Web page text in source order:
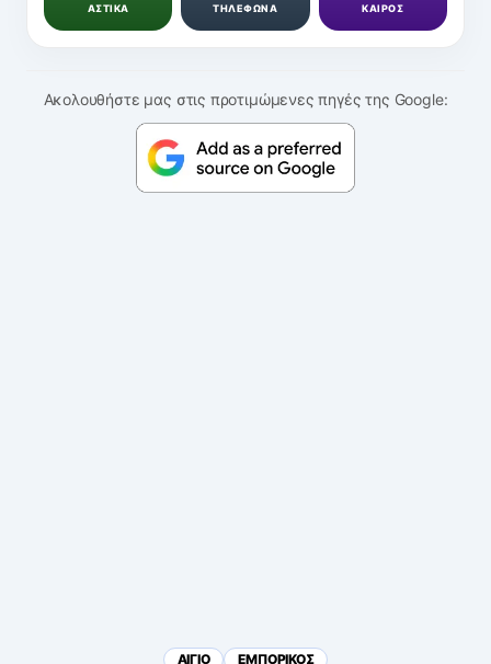
ΑΣΤΙΚΑ ΤΗΛΕΦΩΝΑ ΚΑΙΡΟΣ
Ακολουθήστε μας στις προτιμώμενες πηγές της Google:
ΑΙΓΙΟ ΕΜΠΟΡΙΚΟΣ